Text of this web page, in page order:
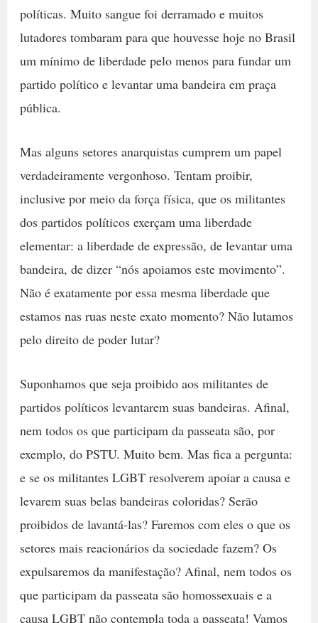
políticas. Muito sangue foi derramado e muitos
lutadores tombaram para que houvesse hoje no Brasil
um mínimo de liberdade pelo menos para fundar um
partido político e levantar uma bandeira em praça
pública.
Mas alguns setores anarquistas cumprem um papel
verdadeiramente vergonhoso. Tentam proibir,
inclusive por meio da força física, que os militantes
dos partidos políticos exerçam uma liberdade
elementar: a liberdade de expressão, de levantar uma
bandeira, de dizer “nós apoiamos este movimento”.
Não é exatamente por essa mesma liberdade que
estamos nas ruas neste exato momento? Não lutamos
pelo direito de poder lutar?
Suponhamos que seja proibido aos militantes de
partidos políticos levantarem suas bandeiras. Afinal,
nem todos os que participam da passeata são, por
exemplo, do PSTU. Muito bem. Mas fica a pergunta:
e se os militantes LGBT resolverem apoiar a causa e
levarem suas belas bandeiras coloridas? Serão
proibidos de lavantá-las? Faremos com eles o que os
setores mais reacionários da sociedade fazem? Os
expulsaremos da manifestação? Afinal, nem todos os
que participam da passeata são homossexuais e a
causa LGBT não contempla toda a passeata! Vamos